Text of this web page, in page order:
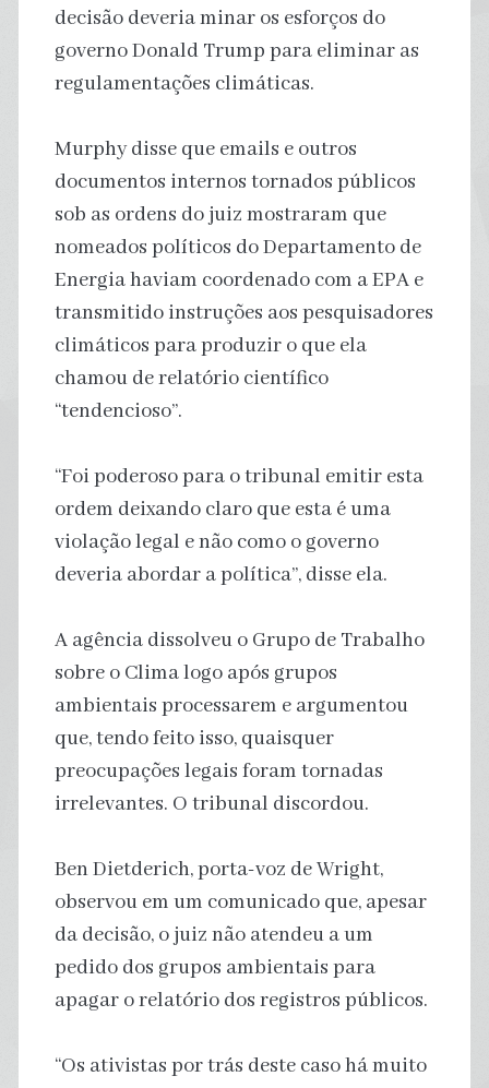
decisão deveria minar os esforços do
governo Donald Trump para eliminar as
regulamentações climáticas.
Murphy disse que emails e outros
documentos internos tornados públicos
sob as ordens do juiz mostraram que
nomeados políticos do Departamento de
Energia haviam coordenado com a EPA e
transmitido instruções aos pesquisadores
climáticos para produzir o que ela
chamou de relatório científico
“tendencioso”.
“Foi poderoso para o tribunal emitir esta
ordem deixando claro que esta é uma
violação legal e não como o governo
deveria abordar a política”, disse ela.
A agência dissolveu o Grupo de Trabalho
sobre o Clima logo após grupos
ambientais processarem e argumentou
que, tendo feito isso, quaisquer
preocupações legais foram tornadas
irrelevantes. O tribunal discordou.
Ben Dietderich, porta-voz de Wright,
observou em um comunicado que, apesar
da decisão, o juiz não atendeu a um
pedido dos grupos ambientais para
apagar o relatório dos registros públicos.
“Os ativistas por trás deste caso há muito